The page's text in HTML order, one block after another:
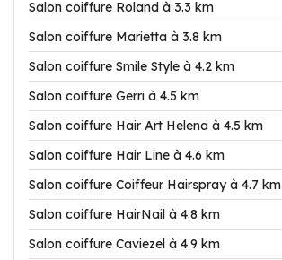
Salon coiffure Roland à 3.3 km
Salon coiffure Marietta à 3.8 km
Salon coiffure Smile Style à 4.2 km
Salon coiffure Gerri à 4.5 km
Salon coiffure Hair Art Helena à 4.5 km
Salon coiffure Hair Line à 4.6 km
Salon coiffure Coiffeur Hairspray à 4.7 km
Salon coiffure HairNail à 4.8 km
Salon coiffure Caviezel à 4.9 km